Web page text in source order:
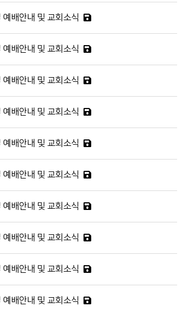
배안내 및 교회소식
배안내 및 교회소식
배안내 및 교회소식
배안내 및 교회소식
배안내 및 교회소식
배안내 및 교회소식
배안내 및 교회소식
배안내 및 교회소식
배안내 및 교회소식
배안내 및 교회소식